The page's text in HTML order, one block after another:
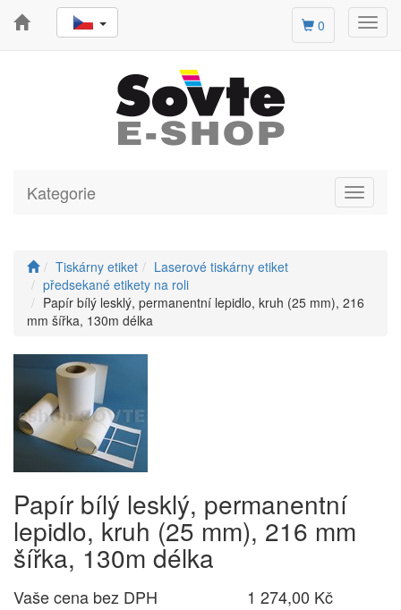
0
Toggle
Kategorie
Tiskárny etiket
Laserové tiskárny etiket
předsekané etikety na roli
Papír bílý lesklý, permanentní lepidlo, kruh (25 mm), 216
mm šířka, 130m délka
Papír bílý lesklý, permanentní
lepidlo, kruh (25 mm), 216 mm
šířka, 130m délka
Vaše cena bez DPH
1 274,00 Kč